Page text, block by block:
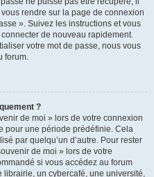
rendre sur la page de connexion
». Suivez les instructions et vous
de nouveau rapidement.
votre mot de passe, nous vous
forum.
?
de moi » lors de votre connexion
pour une période prédéfinie. Cela
par quelqu’un d’autre. Pour rester
de moi » lors de votre
si vous accédez au forum
un cybercafé, une université,